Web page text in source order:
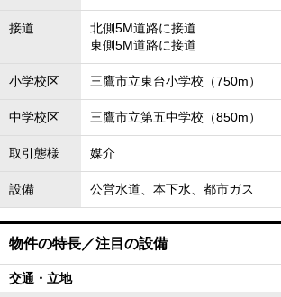
接道
北側5M道路に接道
東側5M道路に接道
小学校区 三鷹市立東台小学校（750m）
中学校区 三鷹市立第五中学校（850m）
取引態様 媒介
設備 公営水道、本下水、都市ガス
物件の特長／注目の設備
交通・立地